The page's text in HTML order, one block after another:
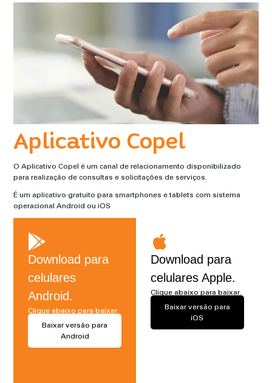
Aplicativo Copel
O Aplicativo Copel é um canal de relacionamento disponibilizado
para realização de consultas e solicitações de serviços.
É um aplicativo gratuito para smartphones e tablets com sistema
operacional Android ou iOS
Download para
celulares
Android.
Clique abaixo para baixar.
Baixar versão para
Android
Download para
celulares Apple.
Clique abaixo para baixar.
Baixar versão para
iOS